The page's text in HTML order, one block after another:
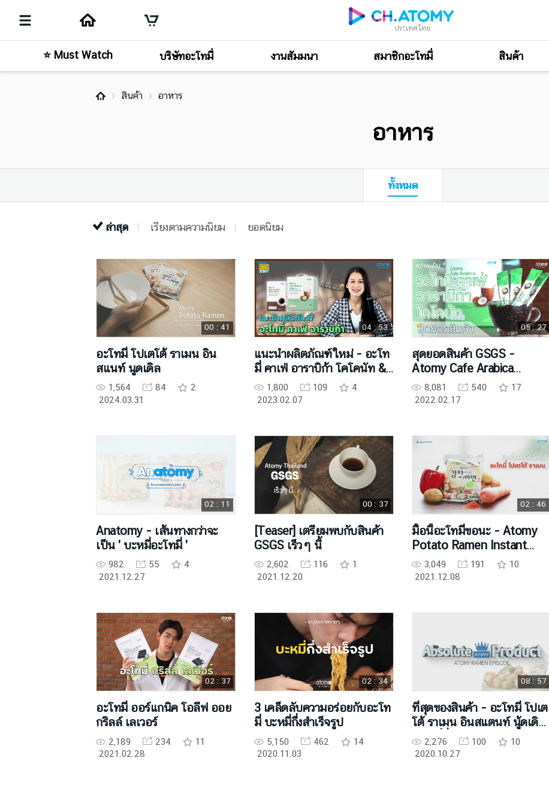
ประเทศไทย
⭐ Must Watch บริษัทอะโทมี่ งานสัมมนา สมาชิกอะโทมี่ สินค้า
สินค้า อาหาร
อาหาร
ทั้งหมด
ล่าสุด เรียงตามความนิยม ยอดนิยม
00 : 41
อะโทมี่ โปเตโต้ ราเมน อิน
สแนท์ นูดเดิล
1,564 84
2
2024.03.31
04 : 53
แนะนำผลิตภัณฑ์ใหม่ - อะโท
มี่ คาเฟ่ อาราบิก้า โคโคนัท &
อเมริกาโน่
1,800 109
4
2023.02.07
05 : 27
สุดยอดสินค้า GSGS -
Atomy Cafe Arabica
Coconut
8,081 540
17
2022.02.17
02 : 11
Anatomy - เส้นทางกว่าจะ
เป็น ' บะหมี่อะโทมี่ '
982 55
4
2021.12.27
00 : 37
[Teaser] เตรียมพบกับสินค้า
GSGS เร็วๆ นี้
2,602 116
1
2021.12.20
02 : 46
มื้อนี้อะโทมี่ขอนะ - Atomy
Potato Ramen Instant
Noodle
3,049 191
10
2021.12.08
02 : 37
อะโทมี่ ออร์แกนิค โอลีฟ ออย
กริลล์ เลเวอร์
2,189 234
11
2021.02.28
02 : 34
3 เคล็ดลับความอร่อยกับอะโท
มี่ บะหมี่กึ่งสำเร็จรูป
5,150 462
14
2020.11.03
08 : 57
ที่สุดของสินค้า - อะโทมี่ โปเต
โต้ ราเมน อินสแตนท์ นู้ดเดิล
(บะหมี่กึ่งสำเร็จรูป)
2,276 100
10
2020.10.27